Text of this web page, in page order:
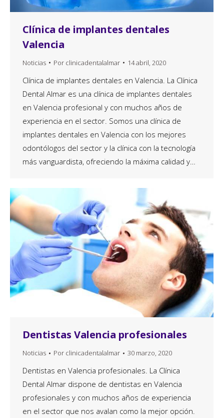
Clínica de implantes dentales
Valencia
Noticias Por clinicadentalalmar 14 abril, 2020
Clínica de implantes dentales en Valencia. La Clínica
Dental Almar es una clínica de implantes dentales
en Valencia profesional y con muchos años de
experiencia en el sector. Somos una clínica de
implantes dentales en Valencia con los mejores
odontólogos del sector y la clínica con la tecnología
más vanguardista, ofreciendo la máxima calidad y…
Dentistas Valencia profesionales
Noticias Por clinicadentalalmar 30 marzo, 2020
Dentistas en Valencia profesionales. La Clínica
Dental Almar dispone de dentistas en Valencia
profesionales y con muchos años de experiencia
en el sector que nos avalan como la mejor opción.